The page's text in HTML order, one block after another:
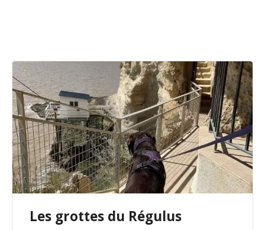
Les grottes du Régulus